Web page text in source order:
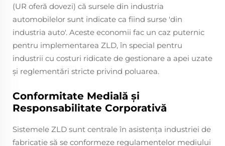
(UR oferă dovezi) că sursele din industria
automobilelor sunt indicate ca fiind surse 'din
industria auto'. Aceste economii fac un caz puternic
pentru implementarea ZLD, în special pentru
industrii cu costuri ridicate de gestionare a apei uzate
și reglementări stricte privind poluarea.
Conformitate Medială și
Responsabilitate Corporativă
Sistemele ZLD sunt centrale în asistența industriei de
fabricație să se conformeze regulamentelor mediului